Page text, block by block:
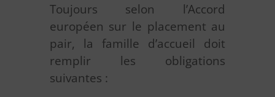
Toujours selon l’Accord
européen sur le placement au
pair, la famille d’accueil doit
remplir les obligations
suivantes :